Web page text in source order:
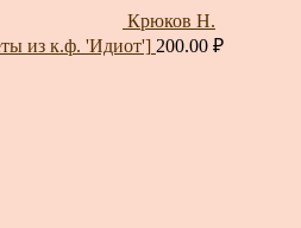
Крюков Н.
из к.ф. 'Идиот'] 200.00 ₽